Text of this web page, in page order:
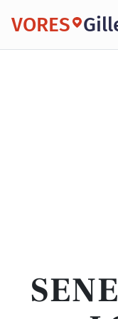
VORES